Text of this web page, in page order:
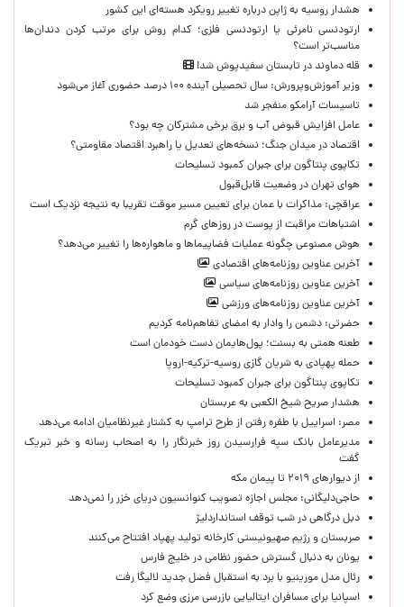
هشدار روسیه به ژاپن درباره تغییر رویکرد هسته‌ای این کشور
ارتودنسی نامرئی یا ارتودنسی فلزی؛ کدام روش برای مرتب کردن دندان‌ها
مناسب‌تر است؟
قله دماوند در تابستان سفیدپوش شد!
وزیر آموزش‌وپرورش: سال تحصیلی آینده ۱۰۰ درصد حضوری آغاز می‌شود
تاسیسات آرامکو منفجر شد
عامل افزایش قبوض آب و برق برخی مشترکان چه بود؟
اقتصاد در میدان جنگ؛ نسخه‌های تعدیل یا راهبرد اقتصاد مقاومتی؟
تکاپوی پنتاگون برای جبران کمبود تسلیحات
هوای تهران در وضعیت قابل‌قبول
عراقچی: مذاکرات با عمان برای تعیین مسیر موقت تقریبا به نتیجه نزدیک است
اشتباهات مراقبت از پوست در روزهای گرم
هوش مصنوعی چگونه عملیات فضاپیماها و ماهواره‌ها را تغییر می‌دهد؟
آخرین عناوین روزنامه‌های اقتصادی
آخرین عناوین روزنامه‌های سیاسی
آخرین عناوین روزنامه‌های ورزشی
حضرتی: دشمن را وادار به امضای تفاهم‌نامه کردیم
طعنه همتی به بسنت؛ پول‌هایمان دست خودمان است
حمله پهپادی به شریان گازی روسیه-ترکیه-اروپا
تکاپوی پنتاگون برای جبران کمبود تسلیحات
هشدار صریح شیخ الکعبی به عربستان
مصر: اسراییل با طفره رفتن از طرح ترامپ به کشتار غیرنظامیان ادامه می‌دهد
مدیرعامل بانک سپه فرارسیدن روز خبرنگار را به اصحاب رسانه و خبر تبریک
گفت
از دیوارهای ۲۰۱۹ تا پیمان مکه
حاجی‌دلیگانی: مجلس اجازه تصویب کنوانسیون دریای خزر را نمی‌دهد
دبل درگاهی در شب توقف استانداردلیژ
صربستان و رژیم صهیونیستی کارخانه تولید پهپاد افتتاح می‌کنند
یونان به دنبال گسترش حضور نظامی در خلیج فارس
رئال مدل مورینیو با برد به استقبال فصل جدید لالیگا رفت
اسپانیا برای مسافران ایتالیایی بازرسی مرزی وضع کرد